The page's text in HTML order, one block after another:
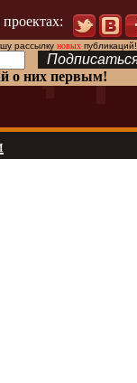
рассылку новыхпубликаций!
о них первым!